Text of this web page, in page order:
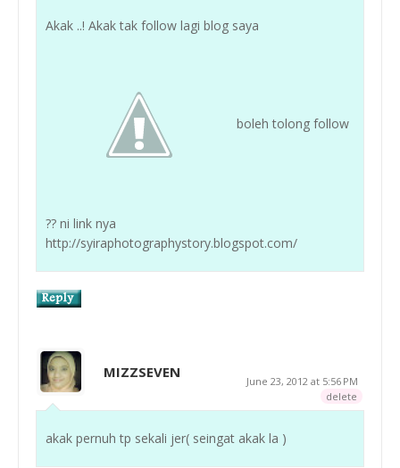
Akak ..! Akak tak follow lagi blog saya
boleh tolong follow
?? ni link nya
http://syiraphotographystory.blogspot.com/
MIZZSEVEN
June 23, 2012 at 5:56 PM
delete
akak pernuh tp sekali jer( seingat akak la )